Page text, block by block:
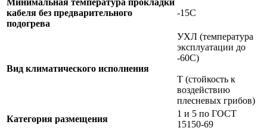
кабеля без предварительного
подогрева
-15С
Вид климатического исполнения
УХЛ (температура
эксплуатации до
-60С)
Т (стойкость к
воздействию
плесневых грибов)
Категория размещения
1 и 5 по ГОСТ
15150-69